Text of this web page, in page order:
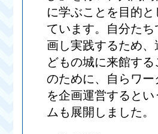
に学ぶことを目的と
ています。自分たち
画し実践するため、
どもの城に来館する
のために、自らワ
を企画運営するとい
ムも展開しました。